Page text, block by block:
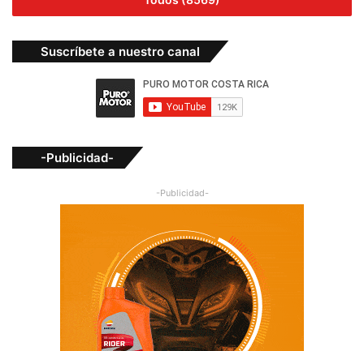
Suscríbete a nuestro canal
-Publicidad-
-Publicidad-